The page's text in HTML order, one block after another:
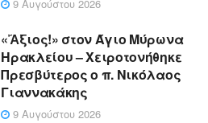
9 Αυγούστου 2026
«Ἄξιος!» στον Άγιο Μύρωνα
Ηρακλείου – Χειροτονήθηκε
Πρεσβύτερος ο π. Νικόλαος
Γιαννακάκης
9 Αυγούστου 2026